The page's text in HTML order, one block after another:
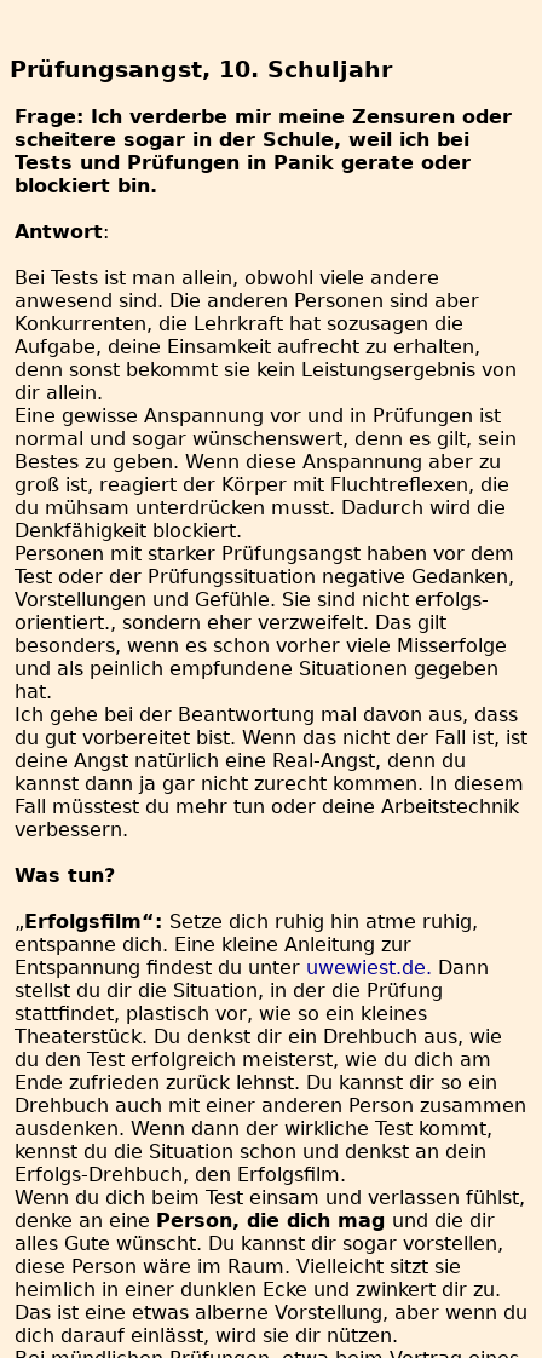
Prüfungsangst, 10. Schuljahr
Frage: Ich verderbe mir meine Zensuren oder
scheitere sogar in der Schule, weil ich bei
Tests und Prüfungen in Panik gerate oder
blockiert bin.
Antwort:
Bei Tests ist man allein, obwohl viele andere
anwesend sind. Die anderen Personen sind aber
Konkurrenten, die Lehrkraft hat sozusagen die
Aufgabe, deine Einsamkeit aufrecht zu erhalten,
denn sonst bekommt sie kein Leistungsergebnis von
dir allein.
Eine gewisse Anspannung vor und in Prüfungen ist
normal und sogar wünschenswert, denn es gilt, sein
Bestes zu geben. Wenn diese Anspannung aber zu
groß ist, reagiert der Körper mit Fluchtreflexen, die
du mühsam unterdrücken musst. Dadurch wird die
Denkfähigkeit blockiert.
Personen mit starker Prüfungsangst haben vor dem
Test oder der Prüfungssituation negative Gedanken,
Vorstellungen und Gefühle. Sie sind nicht erfolgs-
orientiert., sondern eher verzweifelt. Das gilt
besonders, wenn es schon vorher viele Misserfolge
und als peinlich empfundene Situationen gegeben
hat.
Ich gehe bei der Beantwortung mal davon aus, dass
du gut vorbereitet bist. Wenn das nicht der Fall ist, ist
deine Angst natürlich eine Real-Angst, denn du
kannst dann ja gar nicht zurecht kommen. In diesem
Fall müsstest du mehr tun oder deine Arbeitstechnik
verbessern.
Was tun?
„ Erfolgsfilm“: Setze dich ruhig hin atme ruhig,
entspanne dich. Eine kleine Anleitung zur
Entspannung findest du unter uwewiest.de. Dann
stellst du dir die Situation, in der die Prüfung
stattfindet, plastisch vor, wie so ein kleines
Theaterstück. Du denkst dir ein Drehbuch aus, wie
du den Test erfolgreich meisterst, wie du dich am
Ende zufrieden zurück lehnst. Du kannst dir so ein
Drehbuch auch mit einer anderen Person zusammen
ausdenken. Wenn dann der wirkliche Test kommt,
kennst du die Situation schon und denkst an dein
Erfolgs-Drehbuch, den Erfolgsfilm.
Wenn du dich beim Test einsam und verlassen fühlst,
denke an eine Person, die dich mag und die dir
alles Gute wünscht. Du kannst dir sogar vorstellen,
diese Person wäre im Raum. Vielleicht sitzt sie
heimlich in einer dunklen Ecke und zwinkert dir zu.
Das ist eine etwas alberne Vorstellung, aber wenn du
dich darauf einlässt, wird sie dir nützen.